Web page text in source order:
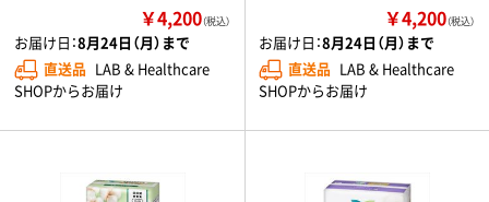
￥4,200（税込）
お届け日：8月24日（月）まで
直送品 LAB & Healthcare
SHOPからお届け
￥4,200（税込）
お届け日：8月24日（月）まで
直送品 LAB & Healthcare
SHOPからお届け